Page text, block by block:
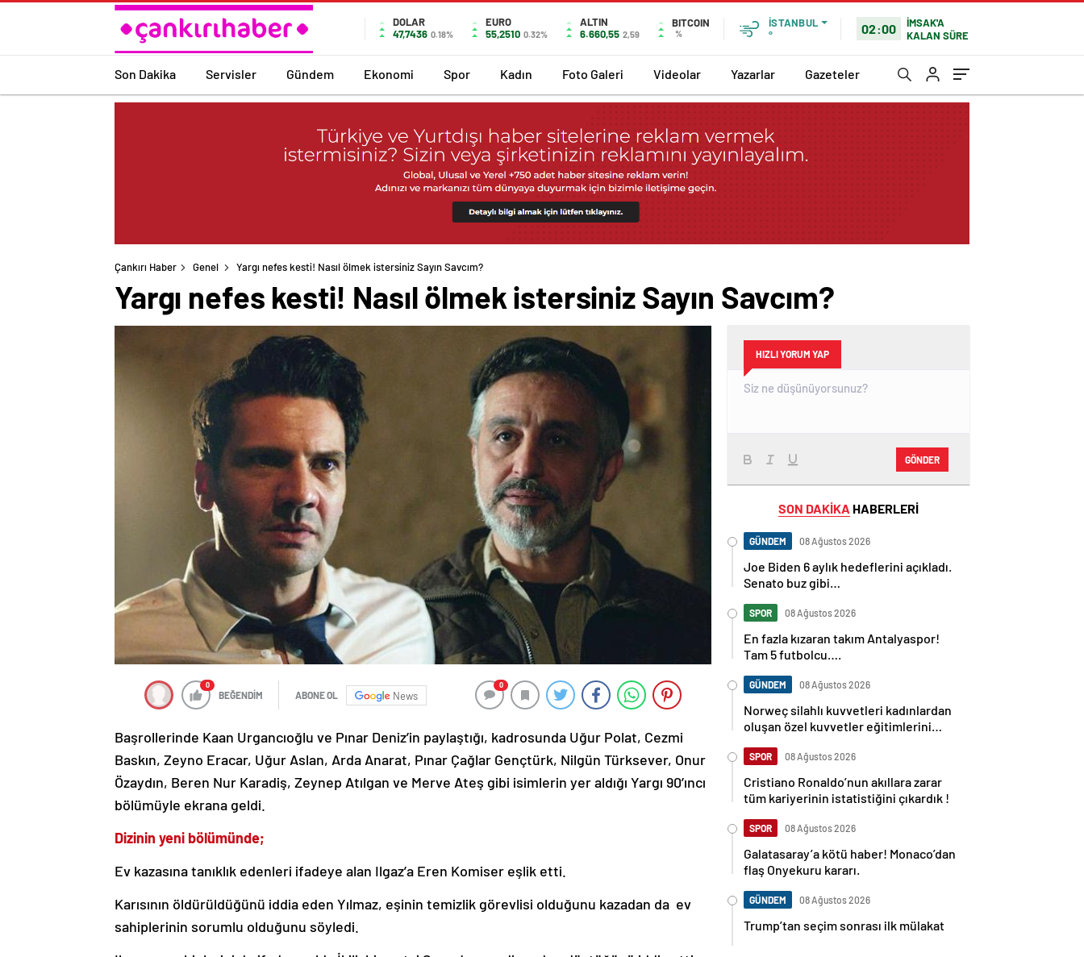
DOLAR
47,7436 0.18%
EURO
55,2510 0.32%
ALTIN
6.660,55 2,59
BITCOIN
%
İSTANBUL
°
02:00
İMSAK'A
KALAN SÜRE
Son Dakika Servisler Gündem Ekonomi Spor Kadın Foto Galeri Videolar Yazarlar Gazeteler
Çankırı Haber Genel Yargı nefes kesti! Nasıl ölmek istersiniz Sayın Savcım?
Yargı nefes kesti! Nasıl ölmek istersiniz Sayın Savcım?
0
BEĞENDİM ABONE OL News
0
Başrollerinde Kaan Urgancıoğlu ve Pınar Deniz’in paylaştığı, kadrosunda Uğur Polat, Cezmi
Baskın, Zeyno Eracar, Uğur Aslan, Arda Anarat, Pınar Çağlar Gençtürk, Nilgün Türksever, Onur
Özaydın, Beren Nur Karadiş, Zeynep Atılgan ve Merve Ateş gibi isimlerin yer aldığı Yargı 90’ıncı
bölümüyle ekrana geldi.
Dizinin yeni bölümünde;
Ev kazasına tanıklık edenleri ifadeye alan Ilgaz’a Eren Komiser eşlik etti.
Karısının öldürüldüğünü iddia eden Yılmaz, eşinin temizlik görevlisi olduğunu kazadan da ev
sahiplerinin sorumlu olduğunu söyledi.
HIZLI YORUM YAP
GÖNDER
SON DAKİKA HABERLERİ
GÜNDEM 08 Ağustos 2026
Joe Biden 6 aylık hedeflerini açıkladı.
Senato buz gibi…
SPOR 08 Ağustos 2026
En fazla kızaran takım Antalyaspor!
Tam 5 futbolcu….
GÜNDEM 08 Ağustos 2026
Norweç silahlı kuvvetleri kadınlardan
oluşan özel kuvvetler eğitimlerini
SPOR 08 Ağustos 2026
Cristiano Ronaldo’nun akıllara zarar
tüm kariyerinin istatistiğini çıkardık !
SPOR 08 Ağustos 2026
Galatasaray’a kötü haber! Monaco’dan
flaş Onyekuru kararı.
GÜNDEM 08 Ağustos 2026
Trump’tan seçim sonrası ilk mülakat